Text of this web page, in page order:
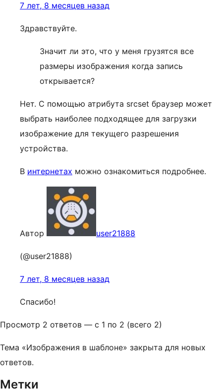
7 лет, 8 месяцев назад
Здравствуйте.
Значит ли это, что у меня грузятся все
размеры изображения когда запись
открывается?
Нет. С помощью атрибута srcset браузер может
выбрать наиболее подходящее для загрузки
изображение для текущего разрешения
устройства.
В интернетах можно ознакомиться подробнее.
Автор user21888
(@user21888)
7 лет, 8 месяцев назад
Спасибо!
Просмотр 2 ответов — с 1 по 2 (всего 2)
Тема «Изображения в шаблоне» закрыта для новых
ответов.
Метки